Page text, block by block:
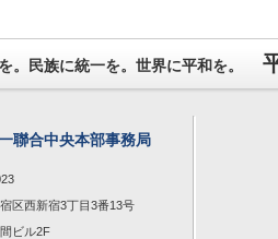
。民族に統一を。世界に平和を。
聯合中央本部事務局
区西新宿3丁目3番13号
ビル2F